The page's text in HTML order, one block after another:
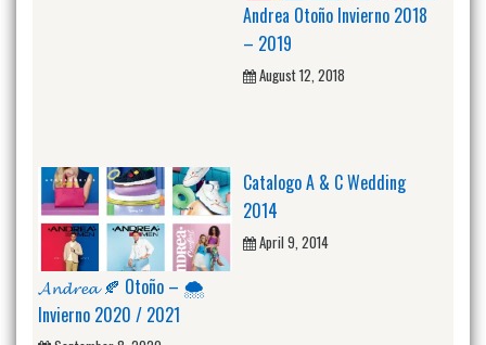
Andrea Otoño Invierno 2018
– 2019
August 12, 2018
𝓐𝓷𝓭𝓻𝓮𝓪 🍂 Otoño – 🌨️
Invierno 2020 / 2021
Catalogo A & C Wedding
2014
April 9, 2014